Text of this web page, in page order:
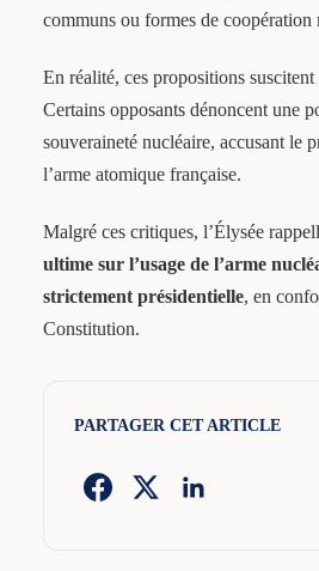
communs ou formes de coopération
En réalité, ces propositions suscitent
Certains opposants dénoncent une
souveraineté nucléaire, accusant le
l’arme atomique française.
Malgré ces critiques, l’Élysée
ultime sur l’usage de l’arme
strictement présidentielle, en
Constitution.
PARTAGER CET ARTICLE